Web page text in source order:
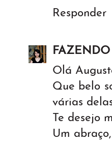
Responder
FAZENDO
Olá
Que belo
várias
Te desejo
Um abraço,